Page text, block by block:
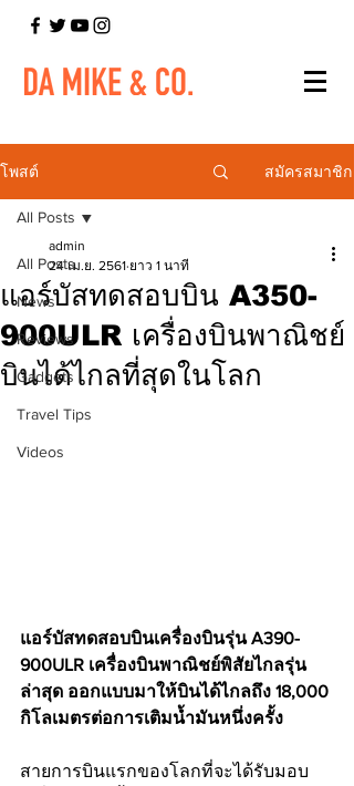
โพสต์ สมัครสมาชิก
All Posts
News
Reviews
Gadgets
Travel Tips
Videos
All Posts
แอร์บัสทดสอบบิน A350-
900ULR เครื่องบินพาณิชย์
บินได้ไกลที่สุดในโลก
admin
24 เม.ย. 2561 ยาว 1 นาที
แอร์บัสทดสอบบินเครื่องบินรุ่น A390-
900ULR เครื่องบินพาณิชย์พิสัยไกลรุ่น
ล่าสุด ออกแบบมาให้บินได้ไกลถึง 18,000
กิโลเมตรต่อการเติมน้ำมันหนึ่งครั้ง
สายการบินแรกของโลกที่จะได้รับมอบ